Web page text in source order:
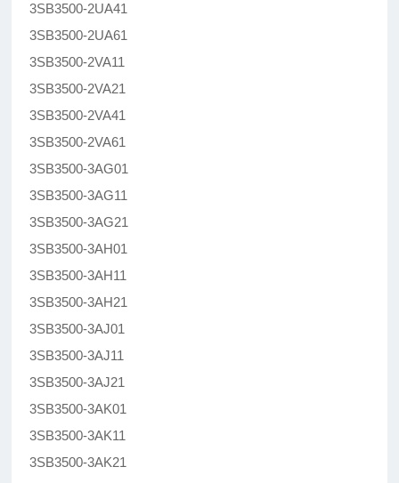
3SB3500-2UA41
3SB3500-2UA61
3SB3500-2VA11
3SB3500-2VA21
3SB3500-2VA41
3SB3500-2VA61
3SB3500-3AG01
3SB3500-3AG11
3SB3500-3AG21
3SB3500-3AH01
3SB3500-3AH11
3SB3500-3AH21
3SB3500-3AJ01
3SB3500-3AJ11
3SB3500-3AJ21
3SB3500-3AK01
3SB3500-3AK11
3SB3500-3AK21